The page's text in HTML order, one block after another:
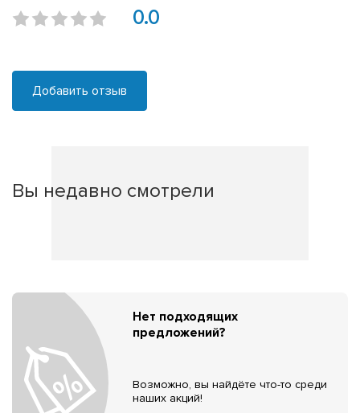
0.0
Добавить отзыв
Вы недавно смотрели
Нет подходящих
предложений?
Возможно, вы найдёте что-то среди
наших акций!